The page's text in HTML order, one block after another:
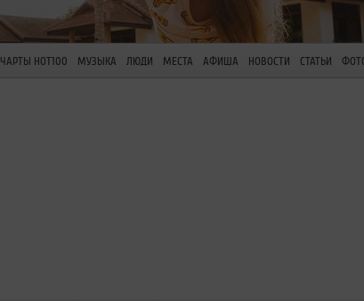
ЧАРТЫ HOT100 МУЗЫКА ЛЮДИ МЕСТА АФИША НОВОСТИ СТАТЬИ